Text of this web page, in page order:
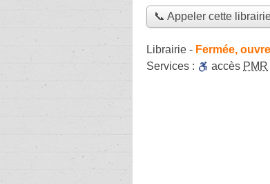
📞 Appeler cette
Librairie - Fermée,
Services :
accès PMR